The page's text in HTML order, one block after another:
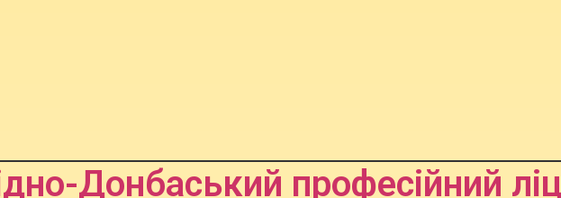
Донбаський професійний